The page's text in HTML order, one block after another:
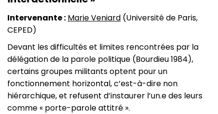
Intervenante : Marie Veniard (Université de Paris,
CEPED)
Devant les difficultés et limites rencontrées par la
délégation de la parole politique (Bourdieu 1984),
certains groupes militants optent pour un
fonctionnement horizontal, c’est-à-dire non
hiérarchique, et refusent d’instaurer l’un.e des leurs
comme « porte-parole attitré ».